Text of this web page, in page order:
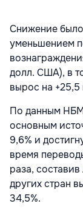
Снижение
уменьшением
долл. США), в
вырос на
По данным
основным
9,6% и
время
раза, составив
других стран
34,5%.